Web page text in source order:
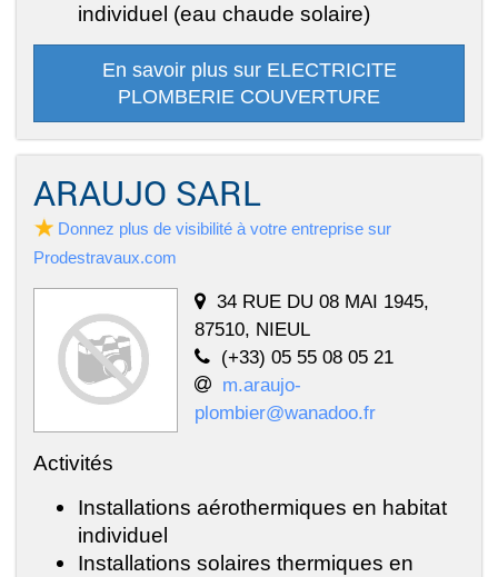
individuel (eau chaude solaire)
En savoir plus sur ELECTRICITE
PLOMBERIE COUVERTURE
ARAUJO SARL
Donnez plus de visibilité à votre entreprise sur
Prodestravaux.com
34 RUE DU 08 MAI 1945,
87510, NIEUL
(+33) 05 55 08 05 21
m.araujo-
plombier@wanadoo.fr
Activités
Installations aérothermiques en habitat
individuel
Installations solaires thermiques en